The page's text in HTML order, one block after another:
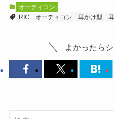
オーティコン
RIC
オーティコン 耳かけ型
よかったら